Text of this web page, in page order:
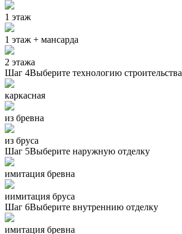
1 этаж
1 этаж + мансарда
2 этажа
Шаг 4Выберите технологию строительства
каркасная
из бревна
из бруса
Шаг 5Выберите наружную отделку
имитация бревна
иимитация бруса
Шаг 6Выберите внутреннию отделку
имитация бревна